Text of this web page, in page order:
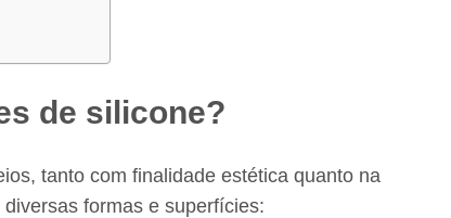
de silicone?
tanto com finalidade estética quanto na
formas e superfícies: